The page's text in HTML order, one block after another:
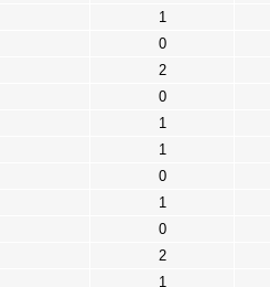
1
0
2
0
1
1
0
1
0
2
1